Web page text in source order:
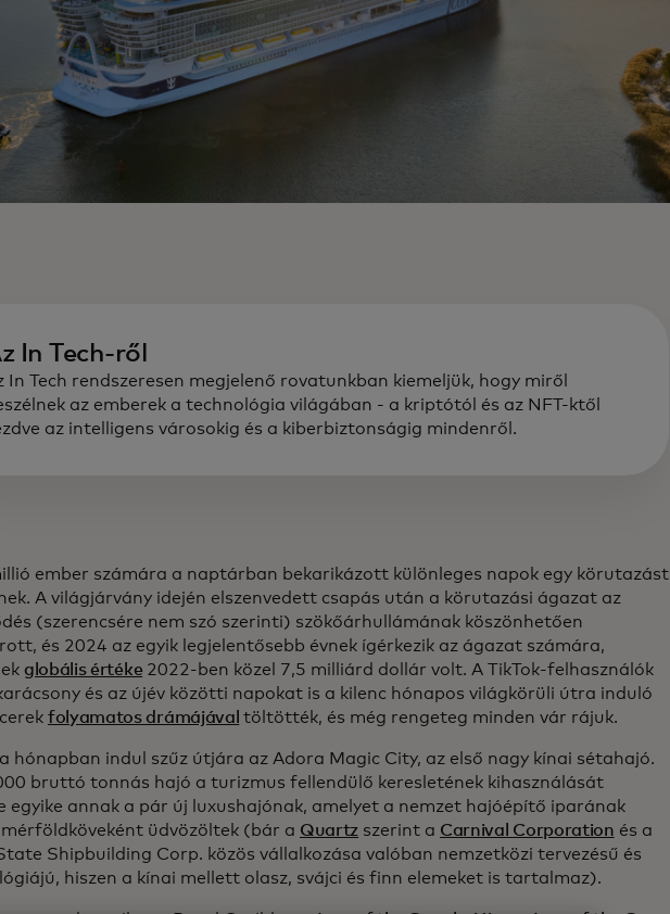
In Tech-ről
In Tech rendszeresen megjelenő rovatunkban kiemeljük, hogy miről
az emberek a technológia világában - a kriptótól és az NFT-ktől
az intelligens városokig és a kiberbiztonságig mindenről.
ember számára a naptárban bekarikázott különleges napok egy körutazást
A világjárvány idején elszenvedett csapás után a körutazási ágazat az
(szerencsére nem szó szerinti) szökőárhullámának köszönhetően
és 2024 az egyik legjelentősebb évnek ígérkezik az ágazat számára,
globális értéke 2022-ben közel 7,5 milliárd dollár volt. A TikTok-felhasználók
és az újév közötti napokat is a kilenc hónapos világkörüli útra induló
folyamatos drámájával töltötték, és még rengeteg minden vár rájuk.
hónapban indul szűz útjára az Adora Magic City, az első nagy kínai sétahajó.
bruttó tonnás hajó a turizmus fellendülő keresletének kihasználását
egyike annak a pár új luxushajónak, amelyet a nemzet hajóépítő iparának
üdvözöltek (bár a Quartz szerint a Carnival Corporation és a
Shipbuilding Corp. közös vállalkozása valóban nemzetközi tervezésű és
hiszen a kínai mellett olasz, svájci és finn elemeket is tartalmaz).